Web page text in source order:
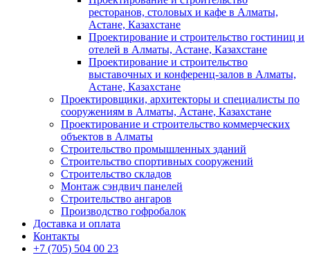
ресторанов, столовых и кафе в Алматы,
Астане, Казахстане
Проектирование и строительство гостиниц и
отелей в Алматы, Астане, Казахстане
Проектирование и строительство
выставочных и конференц-залов в Алматы,
Астане, Казахстане
Проектировщики, архитекторы и специалисты по
сооружениям в Алматы, Астане, Казахстане
Проектирование и строительство коммерческих
объектов в Алматы
Строительство промышленных зданий
Строительство спортивных сооружений
Строительство складов
Монтаж сэндвич панелей
Строительство ангаров
Производство гофробалок
Доставка и оплата
Контакты
+7 (705) 504 00 23